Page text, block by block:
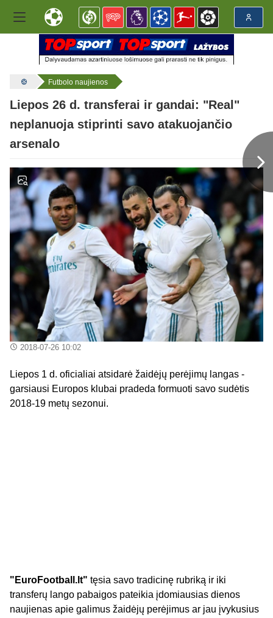
Futbolo naujienos
Liepos 26 d. transferai ir gandai: "Real"
neplanuoja stiprinti savo atakuojančio
arsenalo
2018-07-26 10:02
Liepos 1 d. oficialiai atsidarė žaidėjų perėjimų langas -
garsiausi Europos klubai pradeda formuoti savo sudėtis
2018-19 metų sezonui.
"EuroFootball.lt" tęsia savo tradicinę rubriką ir iki
transferų lango pabaigos pateikia įdomiausias dienos
naujienas apie galimus žaidėjų perėjimus ar jau įvykusius